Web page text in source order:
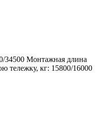
34500 Монтажная длина
тележку, кг: 15800/16000